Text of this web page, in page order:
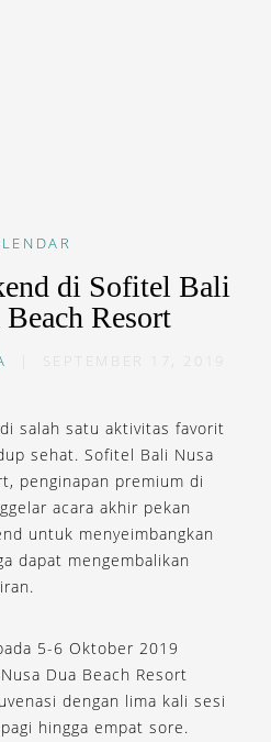
di Sofitel Bali
Resort
SEPTEMBER 17, 2019
salah satu aktivitas favorit
sehat. Sofitel Bali Nusa
penginapan premium di
acara akhir pekan
untuk menyeimbangkan
dapat mengembalikan
5-6 Oktober 2019
Dua Beach Resort
dengan lima kali sesi
hingga empat sore.